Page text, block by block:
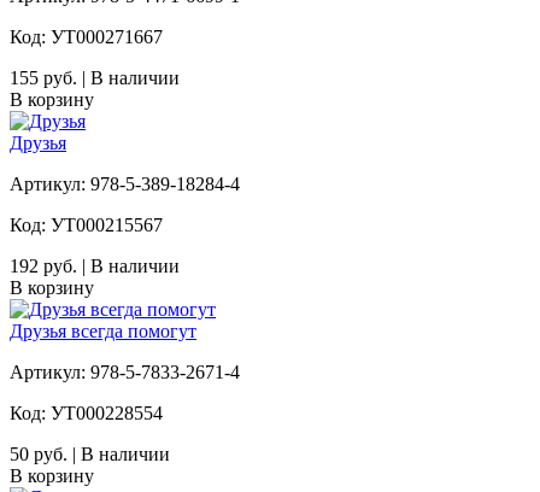
Код: УТ000271667
155 руб. | В наличии
В корзину
Друзья
Артикул: 978-5-389-18284-4
Код: УТ000215567
192 руб. | В наличии
В корзину
Друзья всегда помогут
Артикул: 978-5-7833-2671-4
Код: УТ000228554
50 руб. | В наличии
В корзину